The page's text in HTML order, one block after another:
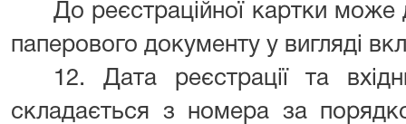
До реєстраційної картки може
паперового документу у вигляді
12. Дата реєстрації та
складається з номера за